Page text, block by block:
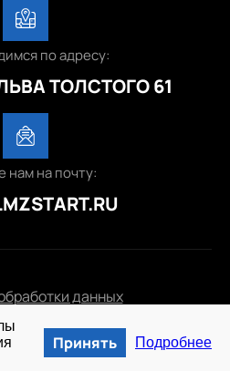
ТОЛСТОГО 61
по адресу:
нам на почту:
данных
lmzstart.ru
Принять Подробнее